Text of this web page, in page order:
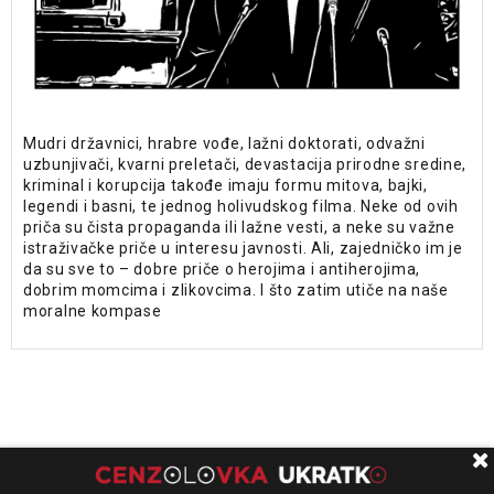
Mudri državnici, hrabre vođe, lažni doktorati, odvažni
uzbunjivači, kvarni preletači, devastacija prirodne sredine,
kriminal i korupcija takođe imaju formu mitova, bajki,
legendi i basni, te jednog holivudskog filma. Neke od ovih
priča su čista propaganda ili lažne vesti, a neke su važne
istraživačke priče u interesu javnosti. Ali, zajedničko im je
da su sve to – dobre priče o herojima i antiherojima,
dobrim momcima i zlikovcima. I što zatim utiče na naše
moralne kompase